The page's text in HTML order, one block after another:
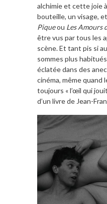
alchimie et cette joie
bouteille, un visage,
Piqueou Les Amours
être vus par tous les
scène. Et tant pis si
sommes plus
éclatée dans des
cinéma, même quand
toujours « l’œil qui
d’un livre de Jean-